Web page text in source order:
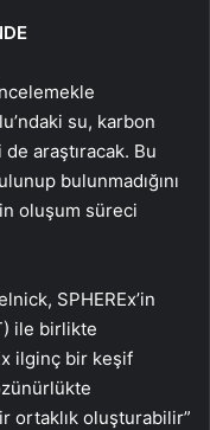
su, karbon
araştıracak. Bu
bulunmadığını
oluşum süreci
SPHEREx’in
ile birlikte
ilginç bir keşif
ortaklık oluşturabilir”